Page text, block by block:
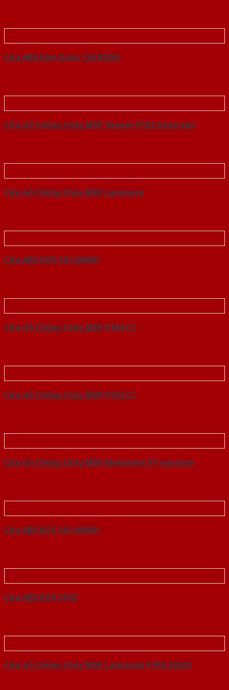
Cửa ABS Hàn Quốc 120 K0201
Cửa Gỗ Chống Cháy MDF Veneer P1R2 Xoan dao
Cửa Gỗ Chống Cháy MDF Laminate
Cửa ABS KOS 101 W0901
Cửa Gỗ Chống Cháy MDF P1R4 C1
Cửa Gỗ Chống Cháy MDF P1R4 C1
Cửa Gỗ Chống Cháy MDF Melamine P1 van kem
Cửa ABS KOS 101 W0901
Cửa ABS KOS 101D
Cửa Gỗ Chống Cháy MDF Laminate P1R2 23029